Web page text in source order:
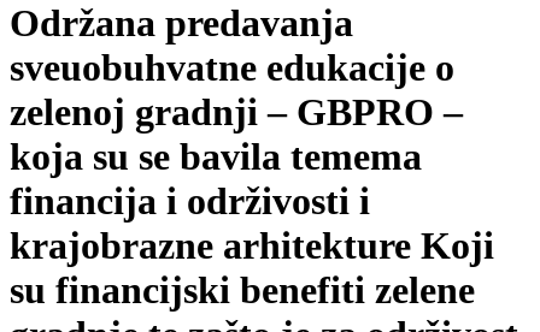
Održana predavanja
sveuobuhvatne edukacije o
zelenoj gradnji – GBPRO –
koja su se bavila temema
financija i održivosti i
krajobrazne arhitekture Koji
su financijski benefiti zelene